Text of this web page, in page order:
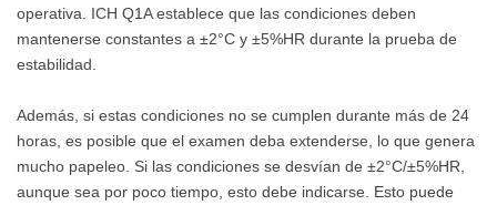
operativa. ICH Q1A establece que las condiciones deben
mantenerse constantes a ±2°C y ±5%HR durante la prueba de
estabilidad.
Además, si estas condiciones no se cumplen durante más de 24
horas, es posible que el examen deba extenderse, lo que genera
mucho papeleo. Si las condiciones se desvían de ±2°C/±5%HR,
aunque sea por poco tiempo, esto debe indicarse. Esto puede